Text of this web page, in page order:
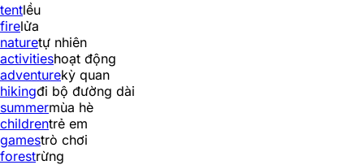
tentlều
firelửa
naturetự nhiên
activitieshoạt động
adventurekỳ quan
hikingđi bộ đường dài
summermùa hè
childrentrẻ em
gamestrò chơi
forestrừng